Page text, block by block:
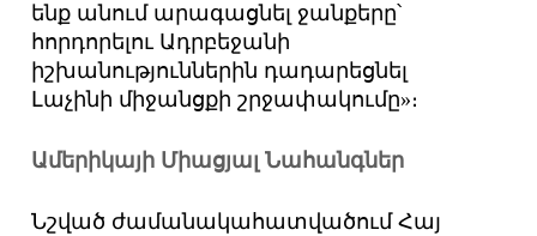
ենք անում արագացնել ջանքերը՝
հորդորելու Ադրբեջանի
իշխանություններին դադարեցնել
Լաչինի միջանցքի շրջափակումը»։
Ամերիկայի Միացյալ Նահանգներ
Նշված ժամանակահատվածում Հայ